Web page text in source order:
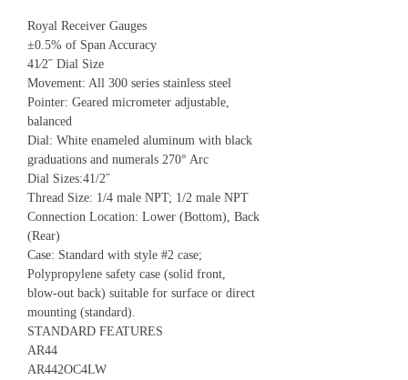
Royal Receiver Gauges
±0.5% of Span Accuracy
41⁄2˝ Dial Size
Movement: All 300 series stainless steel
Pointer: Geared micrometer adjustable,
balanced
Dial: White enameled aluminum with black
graduations and numerals 270° Arc
Dial Sizes:41/2˝
Thread Size: 1/4 male NPT; 1/2 male NPT
Connection Location: Lower (Bottom), Back
(Rear)
Case: Standard with style #2 case;
Polypropylene safety case (solid front,
blow-out back) suitable for surface or direct
mounting (standard).
STANDARD FEATURES
AR44
AR442OC4LW